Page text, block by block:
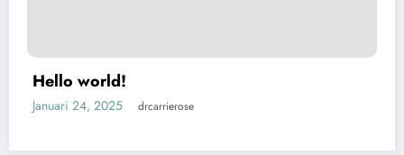
Hello world!
Januari 24, 2025 drcarrierose